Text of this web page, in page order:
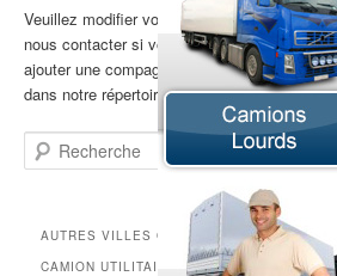
Mini-Fourgonnette
Veuillez modifier votre recherche ou
nous contacter si vous souhaitez
ajouter une compagnie de location
dans notre répertoire.
Recherche
AUTRES VILLES OFFRANT LA LOCATION DE
CAMION UTILITAIRE